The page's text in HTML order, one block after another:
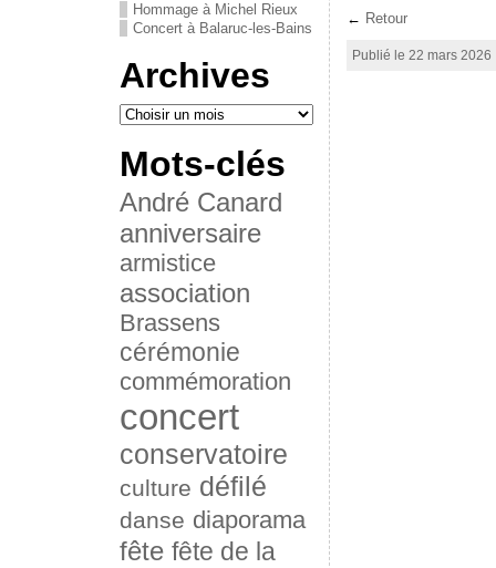
Hommage à Michel Rieux
Concert à Balaruc-les-Bains
Archives
Mots-clés
André Canard
anniversaire
armistice
association
Brassens
cérémonie
commémoration
concert
conservatoire
culture défilé
danse diaporama
fête fête de la
← Retour
Publié le 22 mars 2026